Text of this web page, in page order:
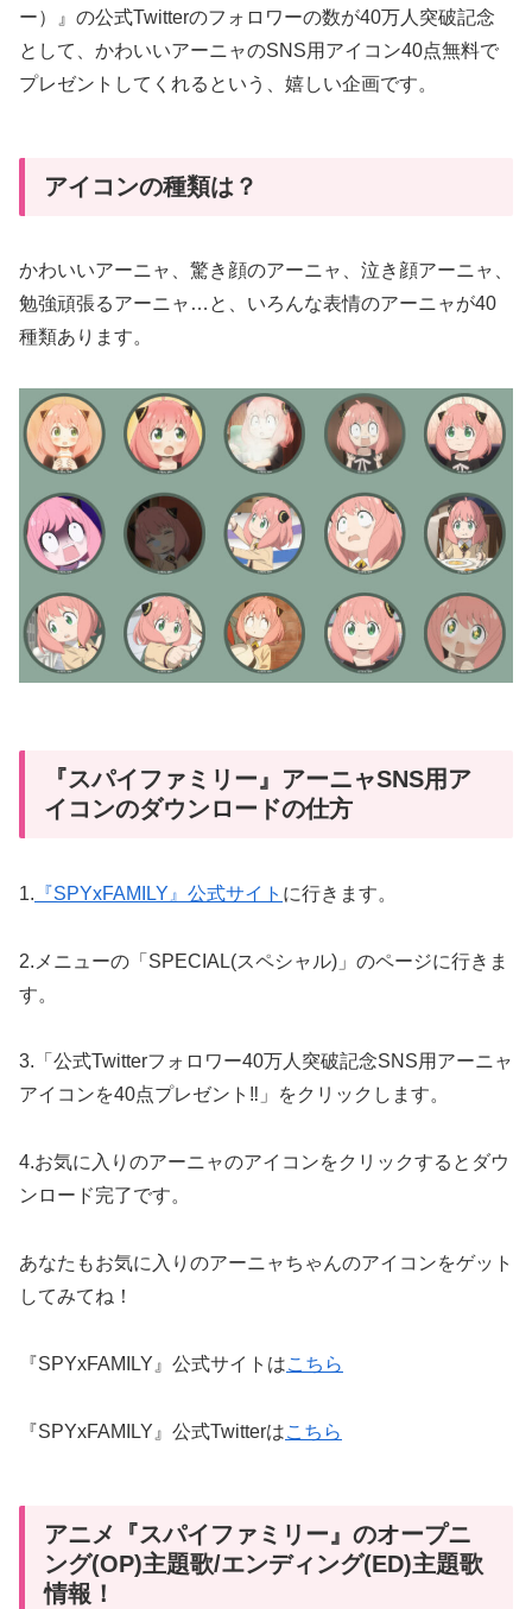
ー）』の公式Twitterのフォロワーの数が40万人突破記念
として、かわいいアーニャのSNS用アイコン40点無料で
プレゼントしてくれるという、嬉しい企画です。
アイコンの種類は？
かわいいアーニャ、驚き顔のアーニャ、泣き顔アーニャ、
勉強頑張るアーニャ…と、いろんな表情のアーニャが40
種類あります。
『スパイファミリー』アーニャSNS用ア
イコンのダウンロードの仕方
1. 『SPYxFAMILY』公式サイト に行きます。
2.メニューの「SPECIAL(スペシャル)」のページに行きま
す。
3.「公式Twitterフォロワー40万人突破記念SNS用アーニャ
アイコンを40点プレゼント‼」をクリックします。
4.お気に入りのアーニャのアイコンをクリックするとダウ
ンロード完了です。
あなたもお気に入りのアーニャちゃんのアイコンをゲット
してみてね！
『SPYxFAMILY』公式サイトはこちら
『SPYxFAMILY』公式Twitterはこちら
アニメ『スパイファミリー』のオープニ
ング(OP)主題歌/エンディング(ED)主題歌
情報！